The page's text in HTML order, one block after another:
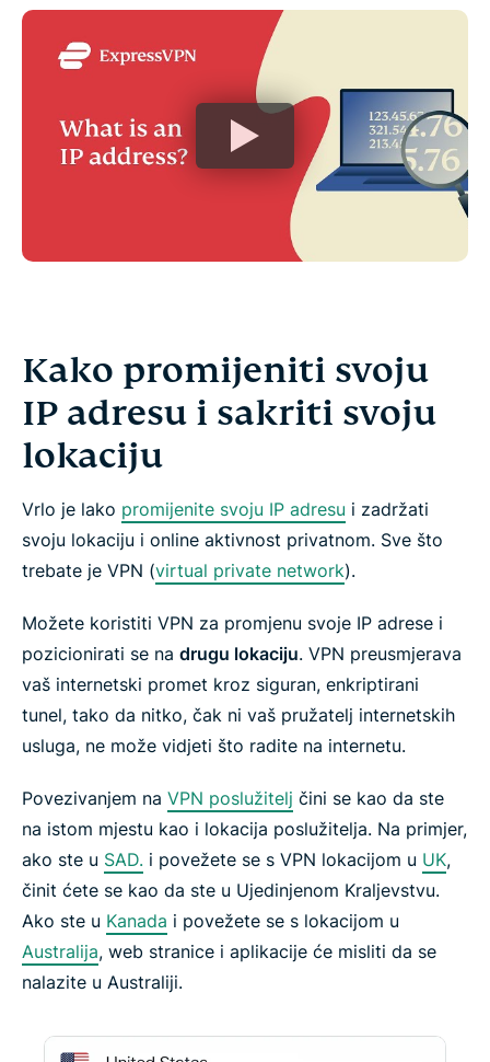
Kako promijeniti svoju
IP adresu i sakriti svoju
lokaciju
Vrlo je lako promijenite svoju IP adresu i zadržati
svoju lokaciju i online aktivnost privatnom. Sve što
trebate je VPN (virtual private network).
Možete koristiti VPN za promjenu svoje IP adrese i
pozicionirati se na drugu lokaciju. VPN preusmjerava
vaš internetski promet kroz siguran, enkriptirani
tunel, tako da nitko, čak ni vaš pružatelj internetskih
usluga, ne može vidjeti što radite na internetu.
Povezivanjem na VPN poslužitelj čini se kao da ste
na istom mjestu kao i lokacija poslužitelja. Na primjer,
ako ste u SAD. i povežete se s VPN lokacijom u UK,
činit ćete se kao da ste u Ujedinjenom Kraljevstvu.
Ako ste u Kanada i povežete se s lokacijom u
Australija, web stranice i aplikacije će misliti da se
nalazite u Australiji.